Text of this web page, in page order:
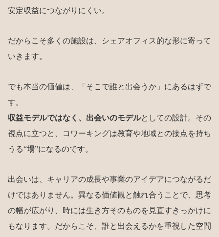
安定収益につながりにくい。
だからこそ多くの施設は、シェアオフィス的な形に寄って
いきます。
でも本当の価値は、「そこで誰と出会うか」にあるはずで
す。
収益モデルではなく、出会いのモデルとしての設計。その
視点に立つと、コワーキングは教育や地域との接点を持ち
うる“場”になるのです。
出会いは、キャリアの成長や事業のアイデアにつながるだ
けではありません。異なる価値観と触れ合うことで、思考
の幅が広がり、時には生き方そのものを見直すきっかけに
もなります。だからこそ、誰と出会えるかを重視した空間